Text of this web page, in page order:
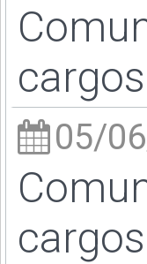
05/
cargos